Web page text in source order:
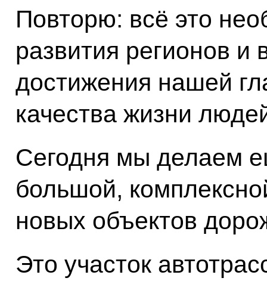
Повторю: всё это
развития регионов и
достижения нашей
качества жизни
Сегодня мы делаем
большой,
новых объектов
Это участок